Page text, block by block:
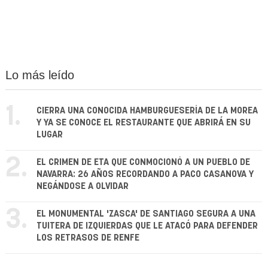
Lo más leído
1.
CIERRA UNA CONOCIDA HAMBURGUESERÍA DE LA MOREA
Y YA SE CONOCE EL RESTAURANTE QUE ABRIRÁ EN SU
LUGAR
2.
EL CRIMEN DE ETA QUE CONMOCIONÓ A UN PUEBLO DE
NAVARRA: 26 AÑOS RECORDANDO A PACO CASANOVA Y
NEGÁNDOSE A OLVIDAR
3.
EL MONUMENTAL 'ZASCA' DE SANTIAGO SEGURA A UNA
TUITERA DE IZQUIERDAS QUE LE ATACÓ PARA DEFENDER
LOS RETRASOS DE RENFE